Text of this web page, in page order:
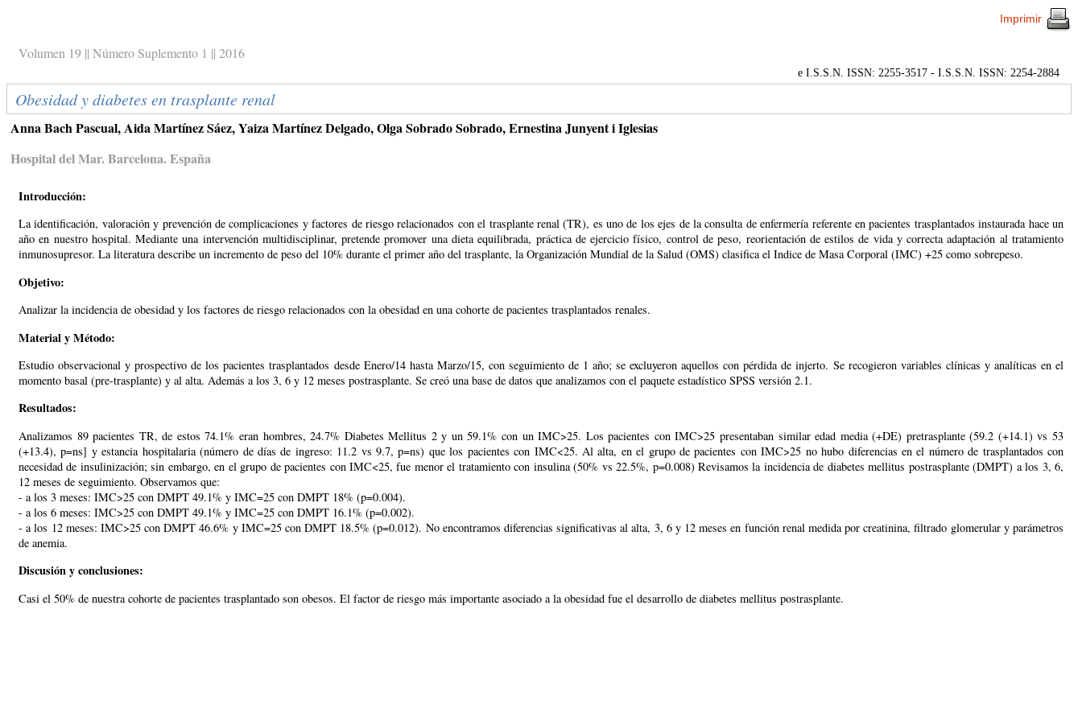
Imprimir
Volumen 19 || Número Suplemento 1 || 2016
e I.S.S.N. ISSN: 2255-3517 - I.S.S.N. ISSN: 2254-2884
Obesidad y diabetes en trasplante renal
Anna Bach Pascual, Aida Martínez Sáez, Yaiza Martínez Delgado, Olga Sobrado Sobrado, Ernestina Junyent i Iglesias
Hospital del Mar. Barcelona. España
Introducción:
La identificación, valoración y prevención de complicaciones y factores de riesgo relacionados con el trasplante renal (TR), es uno de los ejes de la consulta de enfermería referente en pacientes trasplantados instaurada hace un
año en nuestro hospital. Mediante una intervención multidisciplinar, pretende promover una dieta equilibrada, práctica de ejercicio físico, control de peso, reorientación de estilos de vida y correcta adaptación al tratamiento
inmunosupresor. La literatura describe un incremento de peso del 10% durante el primer año del trasplante, la Organización Mundial de la Salud (OMS) clasifica el Indice de Masa Corporal (IMC) +25 como sobrepeso.
Objetivo:
Analizar la incidencia de obesidad y los factores de riesgo relacionados con la obesidad en una cohorte de pacientes trasplantados renales.
Material y Método:
Estudio observacional y prospectivo de los pacientes trasplantados desde Enero/14 hasta Marzo/15, con seguimiento de 1 año; se excluyeron aquellos con pérdida de injerto. Se recogieron variables clínicas y analíticas en el
momento basal (pre-trasplante) y al alta. Además a los 3, 6 y 12 meses postrasplante. Se creó una base de datos que analizamos con el paquete estadístico SPSS versión 2.1.
Resultados:
Analizamos 89 pacientes TR, de estos 74.1% eran hombres, 24.7% Diabetes Mellitus 2 y un 59.1% con un IMC>25. Los pacientes con IMC>25 presentaban similar edad media (+DE) pretrasplante (59.2 (+14.1) vs 53
(+13.4), p=ns] y estancia hospitalaria (número de días de ingreso: 11.2 vs 9.7, p=ns) que los pacientes con IMC<25. Al alta, en el grupo de pacientes con IMC>25 no hubo diferencias en el número de trasplantados con
necesidad de insulinización; sin embargo, en el grupo de pacientes con IMC<25, fue menor el tratamiento con insulina (50% vs 22.5%, p=0.008) Revisamos la incidencia de diabetes mellitus postrasplante (DMPT) a los 3, 6,
12 meses de seguimiento. Observamos que:
- a los 3 meses: IMC>25 con DMPT 49.1% y IMC=25 con DMPT 18% (p=0.004).
- a los 6 meses: IMC>25 con DMPT 49.1% y IMC=25 con DMPT 16.1% (p=0.002).
- a los 12 meses: IMC>25 con DMPT 46.6% y IMC=25 con DMPT 18.5% (p=0.012). No encontramos diferencias significativas al alta, 3, 6 y 12 meses en función renal medida por creatinina, filtrado glomerular y parámetros
de anemia.
Discusión y conclusiones:
Casi el 50% de nuestra cohorte de pacientes trasplantado son obesos. El factor de riesgo más importante asociado a la obesidad fue el desarrollo de diabetes mellitus postrasplante.